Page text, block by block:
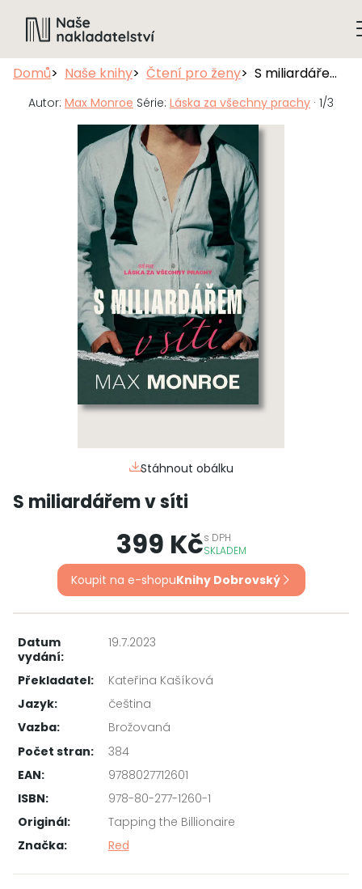
Domů Naše knihy Čtení pro ženy S miliardářem v síti
Autor: Max Monroe Série: Láska za všechny prachy · 1/3
Stáhnout obálku
S miliardářem v síti
399 Kčs DPH
SKLADEM
Koupit na e-shopuKnihy Dobrovský
Datum
vydání:
19.7.2023
Překladatel:
Kateřina Kašíková
Jazyk:
čeština
Vazba:
Brožovaná
Počet stran:
384
EAN:
9788027712601
ISBN:
978-80-277-1260-1
Originál:
Tapping the Billionaire
Značka:
Red